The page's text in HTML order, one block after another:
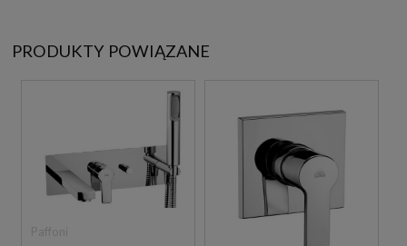
PRODUKTY POWIĄZANE